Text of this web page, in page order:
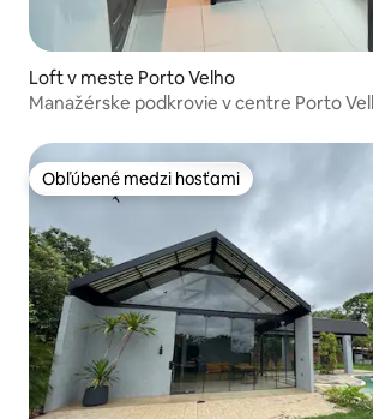
Loft v meste Porto Velho
Manažérske podkrovie v centre Porto
Obľúbené medzi hosťami
Obľúbené medzi hosťami